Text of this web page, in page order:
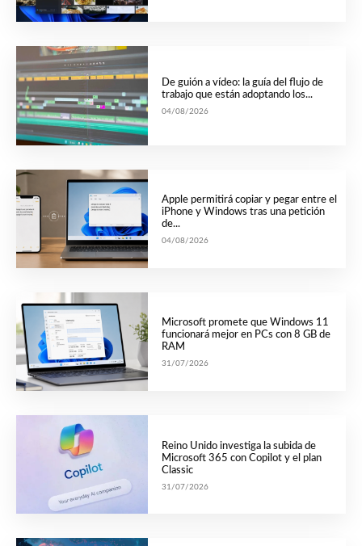
De guión a vídeo: la guía del flujo de
trabajo que están adoptando los...
04/08/2026
Apple permitirá copiar y pegar entre el
iPhone y Windows tras una petición
de...
04/08/2026
Microsoft promete que Windows 11
funcionará mejor en PCs con 8 GB de
RAM
31/07/2026
Reino Unido investiga la subida de
Microsoft 365 con Copilot y el plan
Classic
31/07/2026